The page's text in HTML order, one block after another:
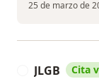
25 de marzo de
JLGB Cita